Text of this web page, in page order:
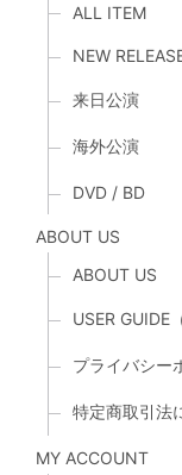
ALL ITEM
NEW
来日公演
海外公演
DVD / BD
ABOUT US
ABOUT US
USER GUIDE
プライバシー
特定商取引法
MY ACCOUNT